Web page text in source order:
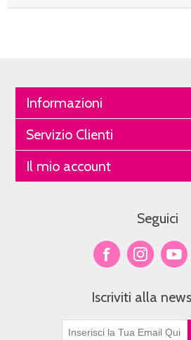
Informazioni
Servizio Clienti
Il mio account
Seguici
Iscriviti alla